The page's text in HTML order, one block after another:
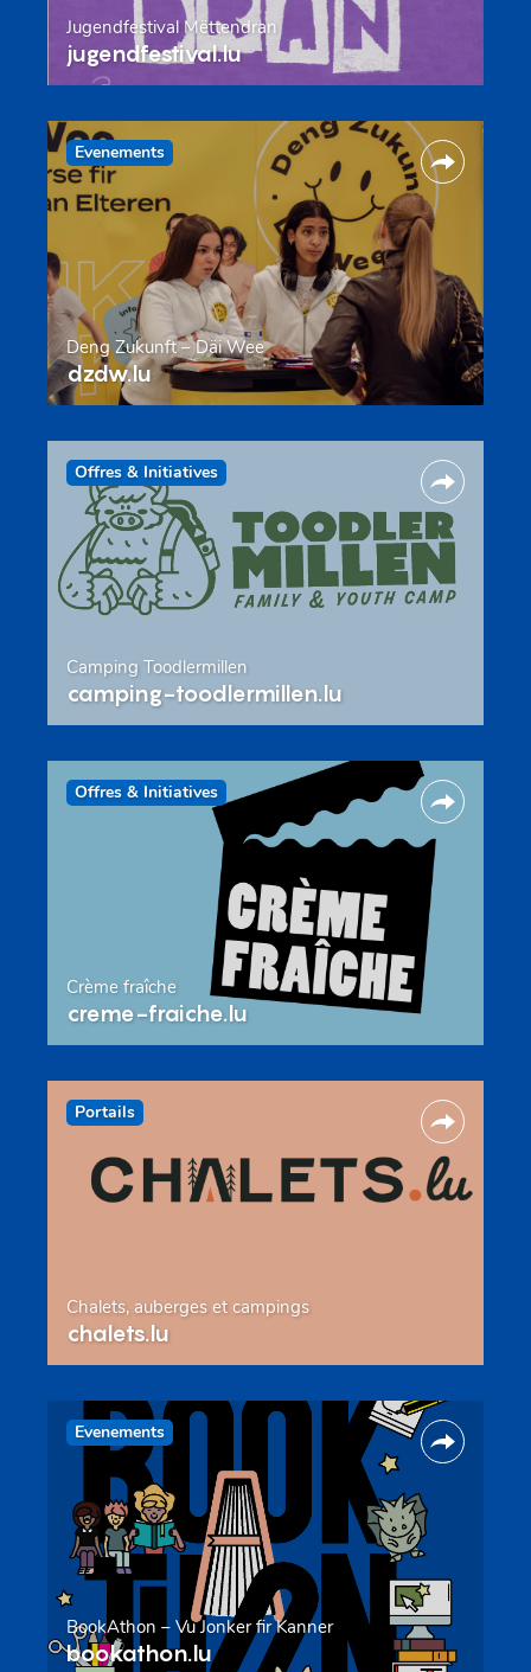
Jugendfestival Mëttendran
jugendfestival.lu
Evenements
Deng Zukunft – Däi Wee
dzdw.lu
Offres & Initiatives
Camping Toodlermillen
camping-toodlermillen.lu
Offres & Initiatives
Crème fraîche
creme-fraiche.lu
Portails
Chalets, auberges et campings
chalets.lu
Evenements
BookAthon – Vu Jonker fir Kanner
bookathon.lu